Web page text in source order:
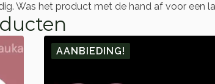
Was het product met de hand af voor een
AANBIEDING!